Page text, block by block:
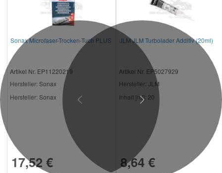
Sonax Microfaser-Trocken-Tuch PLUS
Artikel Nr. EP11220219
Hersteller: Sonax
Hersteller: Sonax
17,52 €
JLM JLM Turbolader Additiv (20ml)
Artikel Nr. EP5027929
Hersteller: JLM
Inhalt [ml]: 20
8,64 €
Previous Next